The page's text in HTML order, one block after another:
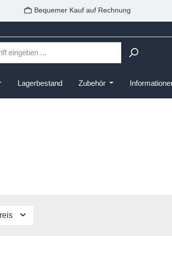
Bequemer Kauf auf Rechnung
Lagerbestand Zubehör